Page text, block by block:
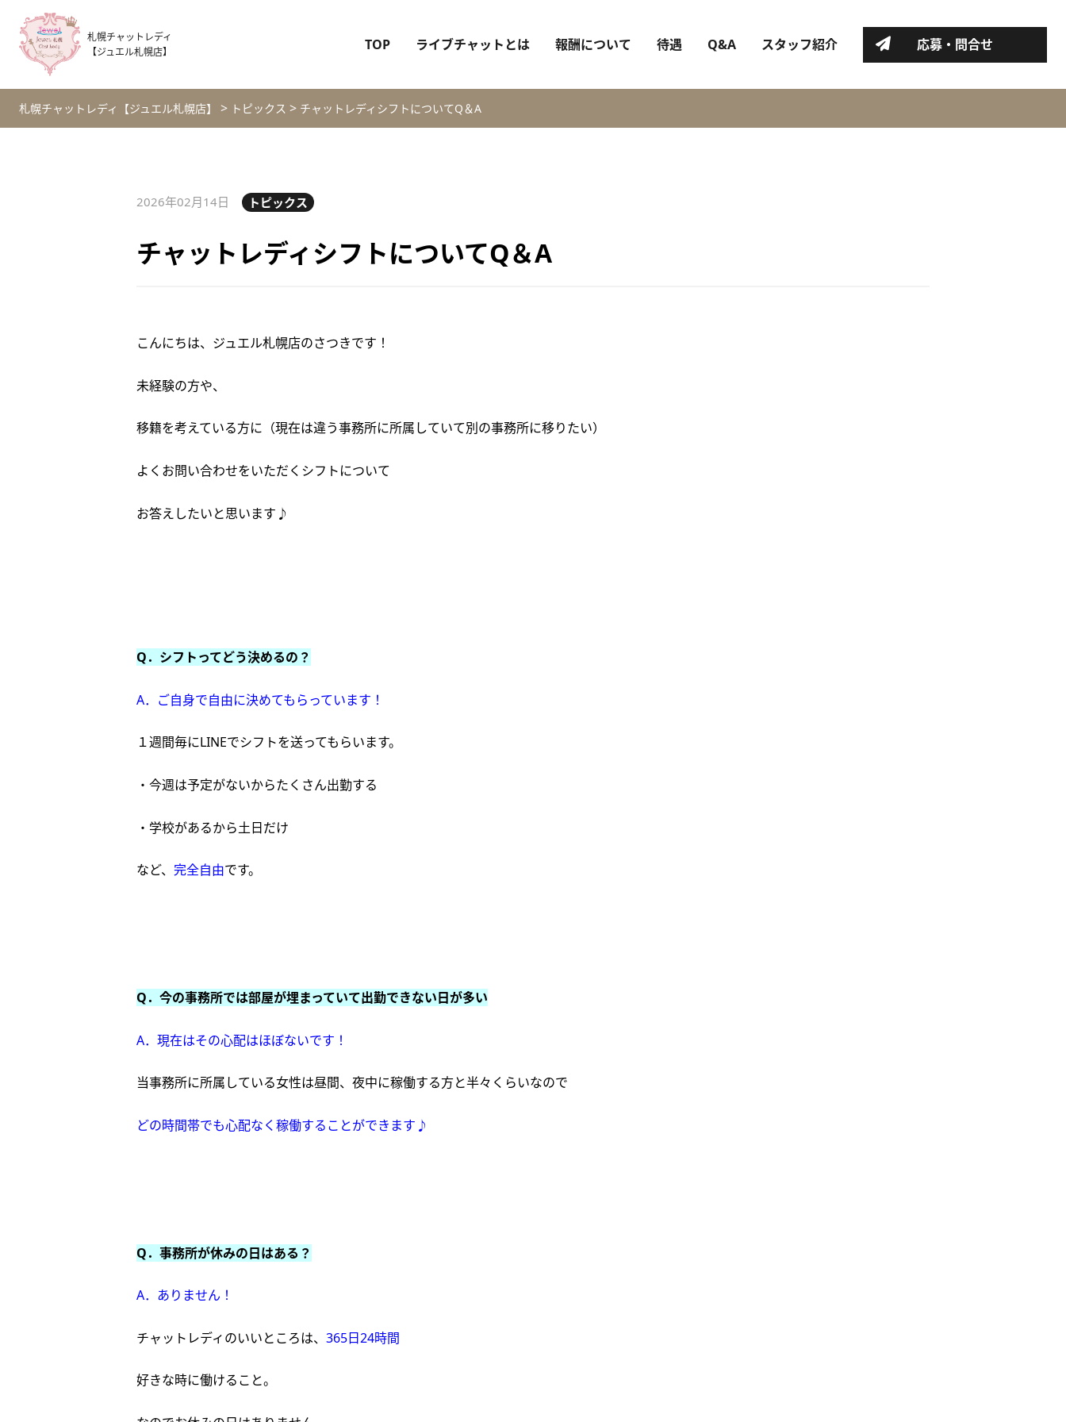
札幌チャットレディ
【ジュエル札幌店】
TOP ライブチャットとは 報酬について 待遇 Q&A スタッフ紹介 応募・問合せ
札幌チャットレディ【ジュエル札幌店】 > トピックス > チャットレディシフトについてQ＆A
2026年02月14日 トピックス
チャットレディシフトについてQ＆A
こんにちは、ジュエル札幌店のさつきです！
未経験の方や、
移籍を考えている方に（現在は違う事務所に所属していて別の事務所に移りたい）
よくお問い合わせをいただくシフトについて
お答えしたいと思います♪
Q．シフトってどう決めるの？
A．ご自身で自由に決めてもらっています！
１週間毎にLINEでシフトを送ってもらいます。
・今週は予定がないからたくさん出勤する
・学校があるから土日だけ
など、 完全自由です。
Q．今の事務所では部屋が埋まっていて出勤できない日が多い
A．現在はその心配はほぼないです！
当事務所に所属している女性は昼間、夜中に稼働する方と半々くらいなので
どの時間帯でも心配なく稼働することができます♪
Q．事務所が休みの日はある？
A．ありません！
チャットレディのいいところは、 365日24時間
好きな時に働けること。